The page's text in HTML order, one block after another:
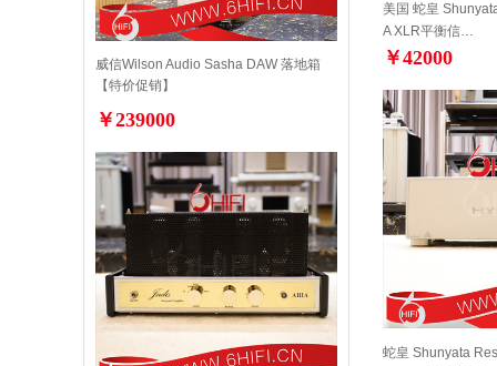
威信Wilson Audio Sasha DAW 落地箱
【特价促销】
￥239000
美国 蛇皇
A XLR平衡信…
￥42000
蛇皇 Shunyata